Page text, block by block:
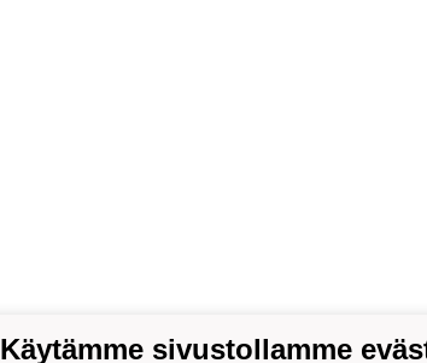
Käytämme sivustollamme